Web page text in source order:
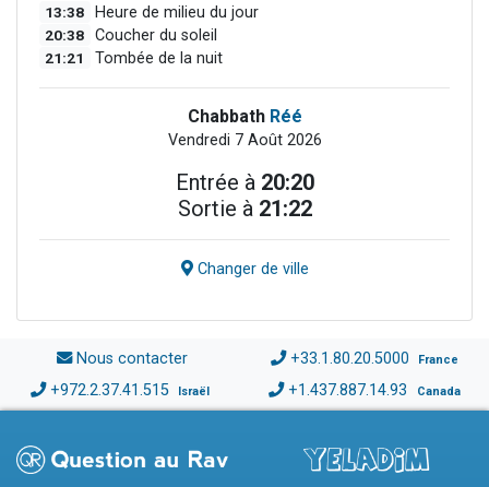
13:38 Heure de milieu du jour
20:38 Coucher du soleil
21:21 Tombée de la nuit
Chabbath Réé
Vendredi 7 Août 2026
Entrée à 20:20
Sortie à 21:22
Changer de ville
Nous contacter +33.1.80.20.5000 France
+972.2.37.41.515 Israël +1.437.887.14.93 Canada